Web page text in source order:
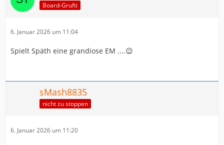
Board-Grufti
6. Januar 2026 um 11:04
Spielt Späth eine grandiose EM ....😉
sMash8835
nicht zu stoppen
6. Januar 2026 um 11:20